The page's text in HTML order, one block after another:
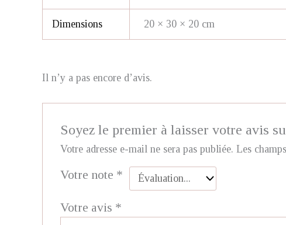
Dimensions 20 × 30 × 20 cm
Il n’y a pas encore d’avis.
Soyez le premier à laisser votre avis
Votre adresse e-mail ne sera pas publiée. Les
Votre note *
Votre avis *